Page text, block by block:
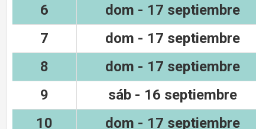
6
dom - 17 septiembre
7
dom - 17 septiembre
8
dom - 17 septiembre
9
sáb - 16 septiembre
10
dom - 17 septiembre